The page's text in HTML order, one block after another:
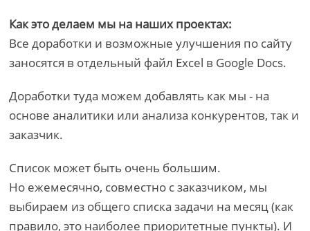
Как это делаем мы на наших проектах:
Все доработки и возможные улучшения по сайту
заносятся в отдельный файл Excel в Google Docs.
Доработки туда можем добавлять как мы - на
основе аналитики или анализа конкурентов, так и
заказчик.
Список может быть очень большим.
Но ежемесячно, совместно с заказчиком, мы
выбираем из общего списка задачи на месяц (как
правило, это наиболее приоритетные пункты). И